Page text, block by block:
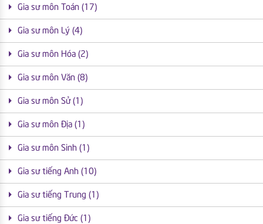
Gia sư môn Toán (17)
Gia sư môn Lý (4)
Gia sư môn Hóa (2)
Gia sư môn Văn (8)
Gia sư môn Sử (1)
Gia sư môn Địa (1)
Gia sư môn Sinh (1)
Gia sư tiếng Anh (10)
Gia sư tiếng Trung (1)
Gia sư tiếng Đức (1)